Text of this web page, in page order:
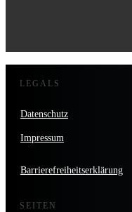
LEGALS
Datenschutz
Impressum
Barrierefreiheitserklärung
SEITEN